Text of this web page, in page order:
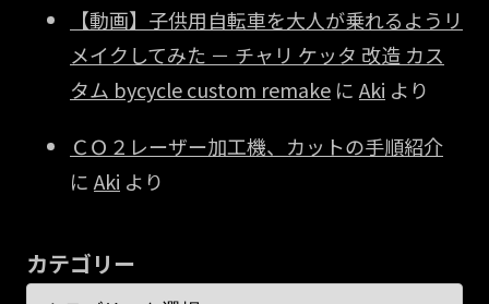
【動画】子供用自転車を大人が乗れるようリ
メイクしてみた － チャリ ケッタ 改造 カス
タム bycycle custom remake に Aki より
ＣＯ２レーザー加工機、カットの手順紹介
に Aki より
カテゴリー